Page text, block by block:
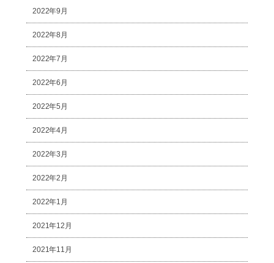
2022年9月
2022年8月
2022年7月
2022年6月
2022年5月
2022年4月
2022年3月
2022年2月
2022年1月
2021年12月
2021年11月